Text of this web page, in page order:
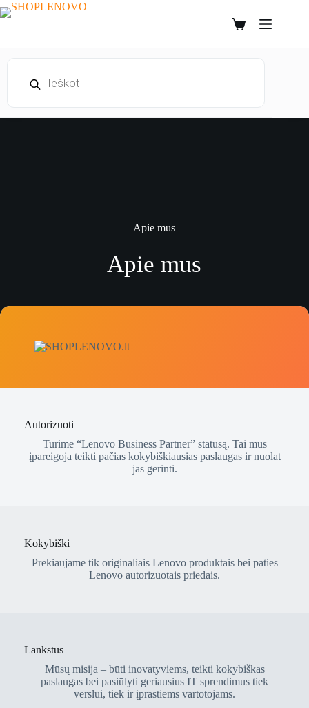
Skip
to
Shopping
search
Apie mus
Apie mus
Autorizuoti
Turime “Lenovo Business Partner” statusą. Tai mus
įpareigoja teikti pačias kokybiškiausias paslaugas ir nuolat
jas gerinti.
Kokybiški
Prekiaujame tik originaliais Lenovo produktais bei paties
Lenovo autorizuotais priedais.
Lankstūs
Mūsų misija – būti inovatyviems, teikti kokybiškas
paslaugas bei pasiūlyti geriausius IT sprendimus tiek
verslui, tiek ir įprastiems vartotojams.